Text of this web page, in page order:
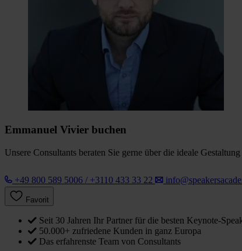
Emmanuel Vivier buchen
Unsere Consultants beraten Sie gerne über die ideale
+49 800 589 5006 / +3110 433 33 22
Favorit
Seit 30 Jahren Ihr Partner für die besten Keynote-
50.000+ zufriedene Kunden in ganz Europa
Das erfahrenste Team von Consultants